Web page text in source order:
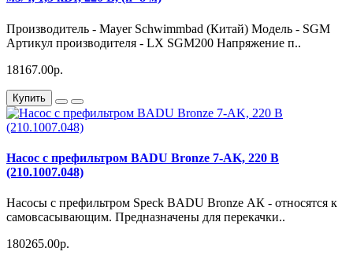
Производитель - Mayer Schwimmbad (Китай) Модель - SGM
Артикул производителя - LX SGM200 Напряжение п..
18167.00р.
Купить
Насос с префильтром BADU Bronze 7-AK, 220 В
(210.1007.048)
Насосы с префильтром Speck BADU Bronze АК - относятся к
самовсасывающим. Предназначены для перекачки..
180265.00р.